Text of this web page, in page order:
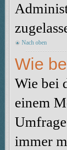
Nach oben
Wie
Wie bei
einem
immer